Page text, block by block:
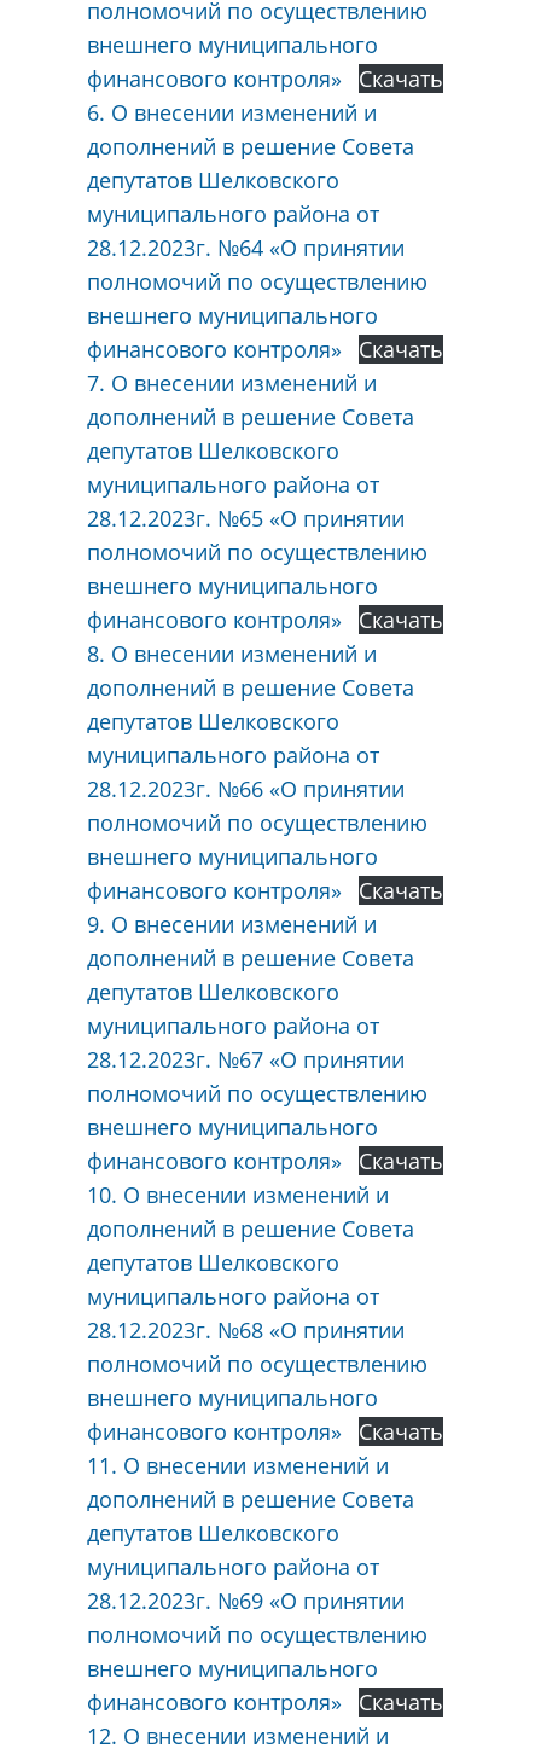
полномочий по осуществлению
внешнего муниципального
финансового контроля»
Скачать
6. О внесении изменений и
дополнений в решение Совета
депутатов Шелковского
муниципального района от
28.12.2023г. №64 «О принятии
полномочий по осуществлению
внешнего муниципального
финансового контроля»
Скачать
7. О внесении изменений и
дополнений в решение Совета
депутатов Шелковского
муниципального района от
28.12.2023г. №65 «О принятии
полномочий по осуществлению
внешнего муниципального
финансового контроля»
Скачать
8. О внесении изменений и
дополнений в решение Совета
депутатов Шелковского
муниципального района от
28.12.2023г. №66 «О принятии
полномочий по осуществлению
внешнего муниципального
финансового контроля»
Скачать
9. О внесении изменений и
дополнений в решение Совета
депутатов Шелковского
муниципального района от
28.12.2023г. №67 «О принятии
полномочий по осуществлению
внешнего муниципального
финансового контроля»
Скачать
10. О внесении изменений и
дополнений в решение Совета
депутатов Шелковского
муниципального района от
28.12.2023г. №68 «О принятии
полномочий по осуществлению
внешнего муниципального
финансового контроля»
Скачать
11. О внесении изменений и
дополнений в решение Совета
депутатов Шелковского
муниципального района от
28.12.2023г. №69 «О принятии
полномочий по осуществлению
внешнего муниципального
финансового контроля»
Скачать
12. О внесении изменений и